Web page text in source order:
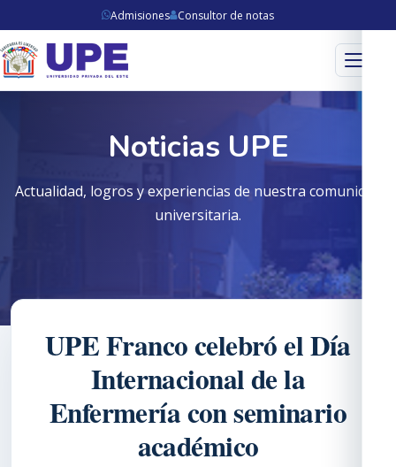
Admisiones Consultor de notas
Menú
Noticias UPE
Actualidad, logros y experiencias de nuestra comunidad
universitaria.
UPE Franco celebró el Día
Internacional de la
Enfermería con seminario
académico